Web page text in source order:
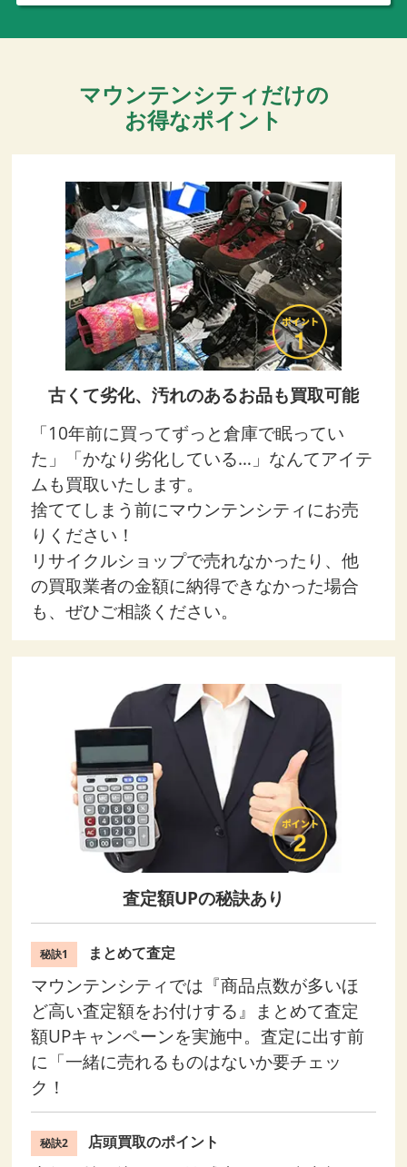
マウンテンシティだけの
お得なポイント
古くて劣化、汚れのあるお品も買取可能
「10年前に買ってずっと倉庫で眠ってい
た」「かなり劣化している…」なんてアイテ
ムも買取いたします。
捨ててしまう前にマウンテンシティにお売
りください！
リサイクルショップで売れなかったり、他
の買取業者の金額に納得できなかった場合
も、ぜひご相談ください。
査定額UPの秘訣あり
秘訣1 まとめて査定
マウンテンシティでは『商品点数が多いほ
ど高い査定額をお付けする』まとめて査定
額UPキャンペーンを実施中。査定に出す前
に「一緒に売れるものはないか要チェッ
ク！
秘訣2 店頭買取のポイント